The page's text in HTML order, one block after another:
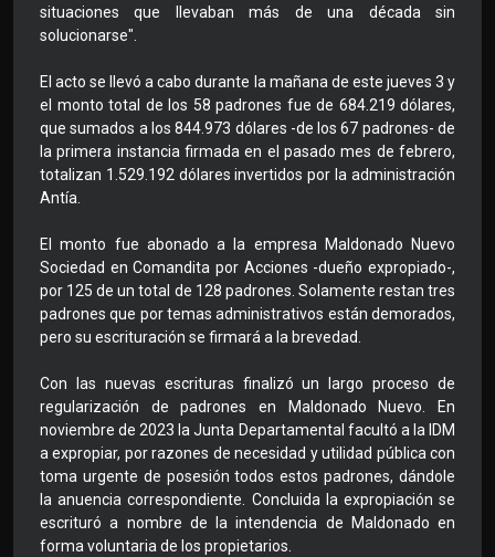
situaciones que llevaban más de una década sin
solucionarse".
El acto se llevó a cabo durante la mañana de este jueves 3 y
el monto total de los 58 padrones fue de 684.219 dólares,
que sumados a los 844.973 dólares -de los 67 padrones- de
la primera instancia firmada en el pasado mes de febrero,
totalizan 1.529.192 dólares invertidos por la administración
Antía.
El monto fue abonado a la empresa Maldonado Nuevo
Sociedad en Comandita por Acciones -dueño expropiado-,
por 125 de un total de 128 padrones. Solamente restan tres
padrones que por temas administrativos están demorados,
pero su escrituración se firmará a la brevedad.
Con las nuevas escrituras finalizó un largo proceso de
regularización de padrones en Maldonado Nuevo. En
noviembre de 2023 la Junta Departamental facultó a la IDM
a expropiar, por razones de necesidad y utilidad pública con
toma urgente de posesión todos estos padrones, dándole
la anuencia correspondiente. Concluida la expropiación se
escrituró a nombre de la intendencia de Maldonado en
forma voluntaria de los propietarios.